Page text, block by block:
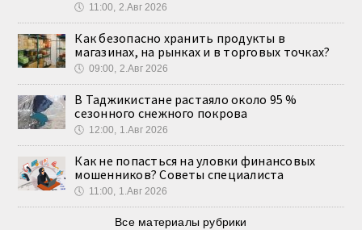
🕔 11:00, 2.Авг 2026
Как безопасно хранить продукты в
магазинах, на рынках и в торговых точках?
🕔 09:00, 2.Авг 2026
В Таджикистане растаяло около 95 %
сезонного снежного покрова
🕔 12:00, 1.Авг 2026
Как не попасться на уловки финансовых
мошенников? Советы специалиста
🕔 11:00, 1.Авг 2026
Все материалы рубрики